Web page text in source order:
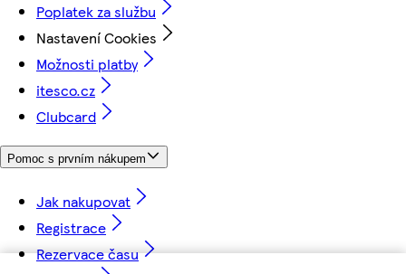
Poplatek za službu
Nastavení Cookies
Možnosti platby
itesco.cz
Clubcard
Pomoc s prvním nákupem
Jak nakupovat
Registrace
Rezervace času